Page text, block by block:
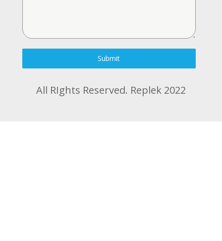
Submit
All RIghts Reserved. Replek 2022